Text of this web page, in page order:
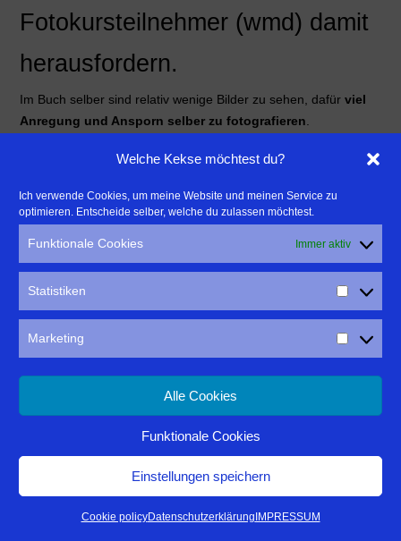
Welche Kekse möchtest du?
Ich verwende Cookies, um meine Website und meinen Service zu
optimieren. Entscheide selber, welche du zulassen möchtest.
Funktionale Cookies Immer aktiv
Statistiken
Marketing
Alle Cookies
Funktionale Cookies
Einstellungen speichern
Cookie policyDatenschutzerklärung IMPRESSUM
Fotokursteilnehmer (wmd) damit
herausfordern.
Im Buch selber sind relativ wenige Bilder zu sehen, dafür viel
Anregung und Ansporn selber zu fotografieren.